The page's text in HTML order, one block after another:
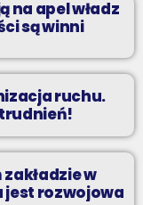
na apel władz
są winni
ruchu.
w
jest rozwojowa